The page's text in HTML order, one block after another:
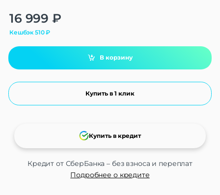
16 999 ₽
Кешбэк510₽
В корзину
Купить в 1 клик
Кредит от СберБанка – без взноса и переплат
Подробнее о кредите
Купить в кредит
Alternative: